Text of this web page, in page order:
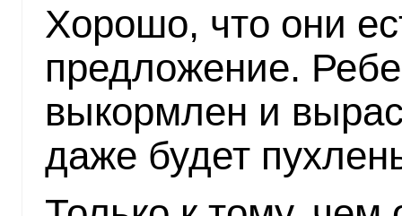
Хорошо, что они
предложение.
выкормлен и
даже будет